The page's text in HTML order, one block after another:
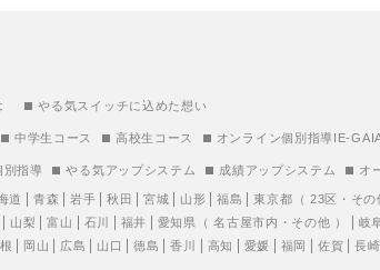
やる気スイッチに込めた想い
中学生コース 高校生コース オンライン個別指導IE-
別指導 やる気アップシステム 成績アップシステム オ
道 青森 岩手 秋田 宮城 山形 福島 東京都 （ 23区 ・ その
山梨 富山 石川 福井 愛知県 （名古屋市内 ・ その他 ） 岐
岡山 広島 山口 徳島 香川 高知 愛媛 福岡 佐賀 長崎